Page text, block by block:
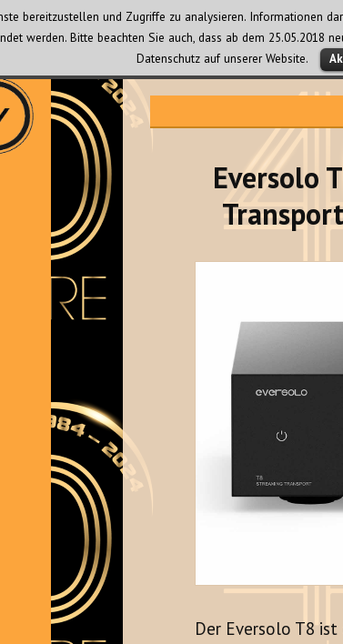
Eversolo
Der Eversolo T8 ist
bereitzustellen und Zugriffe zu analysieren. Informationen
werden. Bitte beachten Sie auch, dass ab dem 25.05.2018
Datenschutz auf unserer Website.